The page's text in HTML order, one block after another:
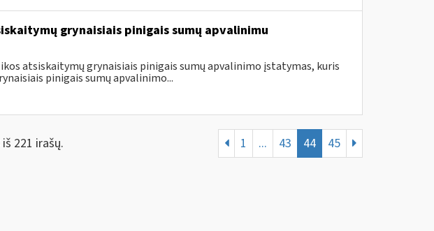
grynaisiais pinigais sumų apvalinimu
atsiskaitymų grynaisiais pinigais sumų apvalinimo įstatymas, kuris
pinigais sumų apvalinimo...
221 irašų. 1 ... 43 44 45